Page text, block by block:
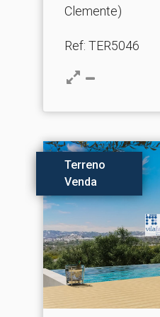
Clemente)
Ref: TER5046
Terreno
Venda